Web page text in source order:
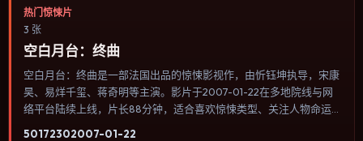
热门惊悚片
3 张
空白月台：终曲
空白月台：终曲是一部法国出品的惊悚影视作，由忻钰坤执导，宋康
昊、易烊千玺、蒋奇明等主演。影片于2007-01-22在多地院线与网
络平台陆续上线，片长88分钟，适合喜欢惊悚类型、关注人物命运
50172302007-01-22